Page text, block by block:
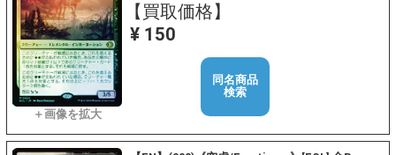
【買取価格】
¥ 150
同名商品
検索